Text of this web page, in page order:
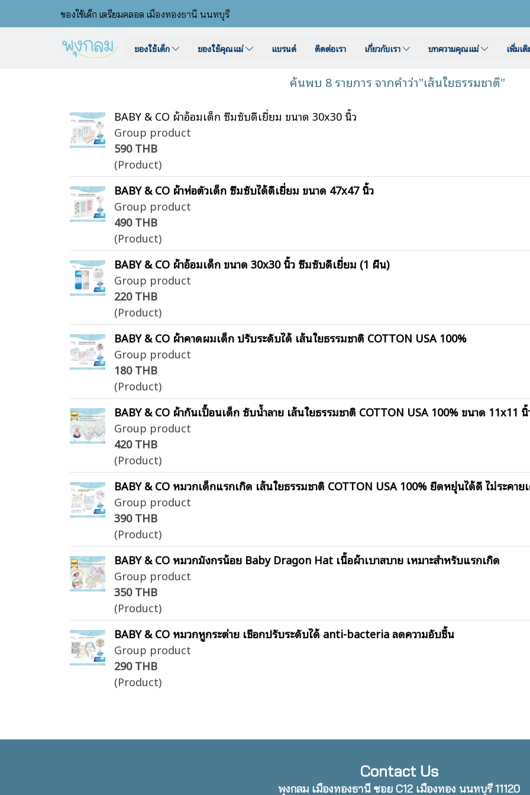
ของใช้เด็ก เตรียมคลอด เมืองทองธานี นนทบุรี
ของใช้เด็ก ของใช้คุณแม่ แบรนด์ ติดต่อเรา เกี่ยวกับเรา บทความคุณแม่ เพิ่มเ
ค้นพบ 8 รายการ จากคำว่า"เส้นใยธรรมชาติ"
BABY & CO ผ้าอ้อมเด็ก ซึมซับดีเยี่ยม ขนาด 30x30 นิ้ว
Group product
590 THB
(Product)
BABY & CO ผ้าห่อตัวเด็ก ซึมซับได้ดีเยี่ยม ขนาด 47x47 นิ้ว
Group product
490 THB
(Product)
BABY & CO ผ้าอ้อมเด็ก ขนาด 30x30 นิ้ว ซึมซับดีเยี่ยม (1 ผืน)
Group product
220 THB
(Product)
BABY & CO ผ้าคาดผมเด็ก ปรับระดับได้ เส้นใยธรรมชาติ COTTON USA 100%
Group product
180 THB
(Product)
BABY & CO ผ้ากันเปื้อนเด็ก ซับน้ำลาย เส้นใยธรรมชาติ COTTON USA 100% ขนาด 11x11
Group product
420 THB
(Product)
BABY & CO หมวกเด็กแรกเกิด เส้นใยธรรมชาติ COTTON USA 100% ยืดหยุ่นได้ดี ไม่ระคาย
Group product
390 THB
(Product)
BABY & CO หมวกมังกรน้อย Baby Dragon Hat เนื้อผ้าเบาสบาย เหมาะสำหรับแรกเกิด
Group product
350 THB
(Product)
BABY & CO หมวกหูกระต่าย เชือกปรับระดับได้ anti-bacteria ลดความอับชื้น
Group product
290 THB
(Product)
Contact Us
พุงกลม เมืองทองธานี ซอย C12 เมืองทอง นนทบุรี 11120